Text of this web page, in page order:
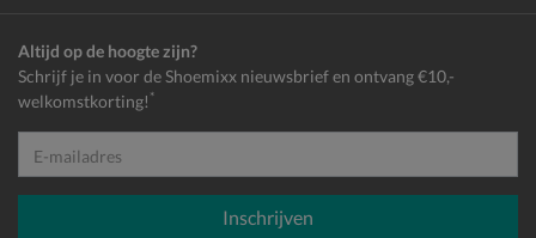
Altijd op de hoogte zijn?
Schrijf je in voor de Shoemixx nieuwsbrief en ontvang €10,-
welkomstkorting! *
E-mailadres
Inschrijven